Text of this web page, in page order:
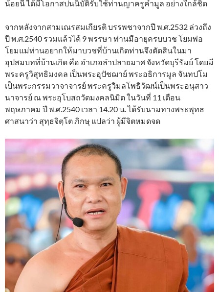
น้อยนี้ ได้มีโอกาสปนนิบัติรับใช้ท่านญาครูคำมูล อย่างใกล้ชิด
จากหลังจากสามเณรสมเกียรติ บรรพชาจากปี พ.ศ.2532 ล่วงถึง
ปี พ.ศ.2540 รวมแล้วได้ 9 พรรษา ท่านมีอายุครบบวช โยมพ่อ
โยมแม่ท่านอยากให้มาบวชที่บ้านเกิดท่านจึงตัดสินในมา
อุปสมบทที่บ้านเกิด คือ อำเภอลำปลายมาศ จังหวัดบุรีรัมย์ โดยมี
พระครูวิสุทธิมงคล เป็นพระอุปัชฌาย์ พระอธิการมูล จันทปโม
เป็นพระกรรมวาจาจารย์ พระครูวิมลโพธิวัฒน์เป็นพระอนุสาว
นาจารย์ ณ พระอุโบสถวัดมงคลนิมิต ในวันที่ 11 เดือน
พฤษภาคม ปี พ.ศ.2540 เวลา 14.20 น. ได้รับนามทางพระพุทธ
ศาสนาว่า สุทฺธจิตฺโต ภิกษุ แปลว่า ผู้มีจิตหมดจด